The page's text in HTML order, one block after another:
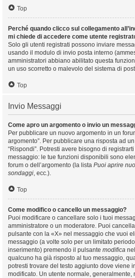
Top
Perché quando clicco sul collegamento
mi chiede di accedere come utente
Solo gli utenti registrati possono inviare
usando il modulo di invio posta interno
amministratori abbiano abilitato questa
un uso scorretto o malevolo del sistema di
Top
Invio Messaggi
Come apro un argomento o invio un
Per pubblicare un nuovo argomento in un
argomento”. Per pubblicare una risposta ad
“Rispondi”. Potresti avere bisogno di
messaggio: le tue funzioni disponibili sono
forum o dell’argomento (la lista Puoi aprire
sondaggi, ecc.).
Top
Come modifico o cancello un messaggio?
Puoi modificare o cancellare solo i tuoi
amministratore o un moderatore. Puoi
pulsante con la «X» nel messaggio che vuoi
messaggio (a volte solo per un limitato
inserimento) premendo il pulsante modifica
qualcuno ha già risposto al tuo messaggio,
potresti trovare del testo aggiunto dove viene
modificato. Un utente normale, generalmente,